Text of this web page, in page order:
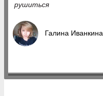
рушиться
Галина Иванкина